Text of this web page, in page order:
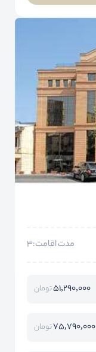
مدت اقامت:3
51,290,000تومان
75,790,000تومان